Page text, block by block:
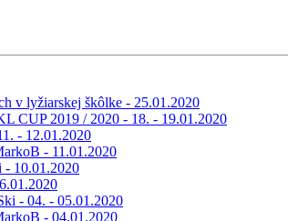
v lyžiarskej škôlke - 25.01.2020
CUP 2019 / 2020 - 18. - 19.01.2020
- 12.01.2020
- 11.01.2020
- 10.01.2020
- 04. - 05.01.2020
- 04.01.2020